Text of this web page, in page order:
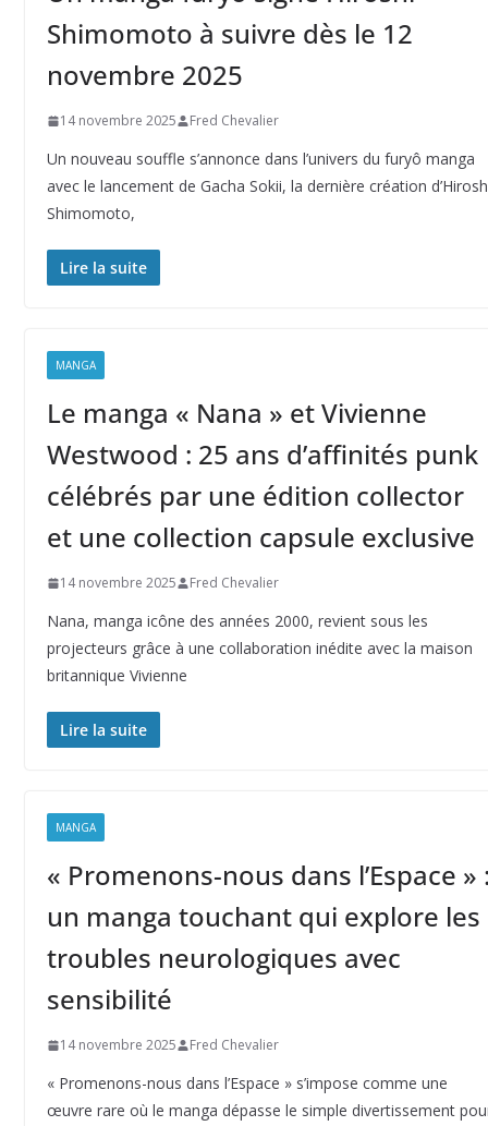
Shimomoto à suivre dès le 12
novembre 2025
14 novembre 2025 Fred Chevalier
Un nouveau souffle s’annonce dans l’univers du furyô manga
avec le lancement de Gacha Sokii, la dernière création
Shimomoto,
Lire la suite
MANGA
Le manga « Nana » et Vivienne
Westwood : 25 ans d’affinités punk
célébrés par une édition collector
et une collection capsule exclusive
14 novembre 2025 Fred Chevalier
Nana, manga icône des années 2000, revient sous les
projecteurs grâce à une collaboration inédite avec la maison
britannique Vivienne
Lire la suite
MANGA
« Promenons-nous dans l’Espace »
un manga touchant qui explore les
troubles neurologiques avec
sensibilité
14 novembre 2025 Fred Chevalier
« Promenons-nous dans l’Espace » s’impose comme une
œuvre rare où le manga dépasse le simple divertissement